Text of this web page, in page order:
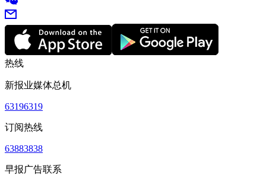
热线
新报业媒体总机
63196319
订阅热线
63883838
早报广告联系